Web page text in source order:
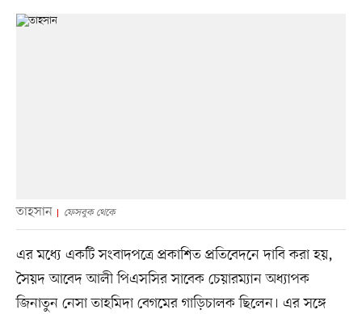
তাহসান ফেসবুক থেকে
এর মধ্যে একটি সংবাদপত্রে প্রকাশিত প্রতিবেদনে দাবি করা হয়,
সৈয়দ আবেদ আলী পিএসসির সাবেক চেয়ারম্যান অধ্যাপক
জিনাতুন নেসা তাহমিদা বেগমের গাড়িচালক ছিলেন। এর সঙ্গে